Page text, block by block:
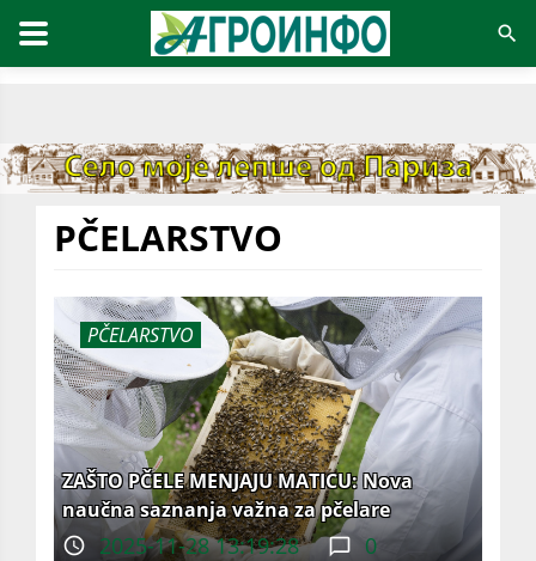
PČELARSTVO
PČELARSTVO
ZAŠTO PČELE MENJAJU MATICU: Nova
naučna saznanja važna za pčelare
2025-11-28 13:19:28 0